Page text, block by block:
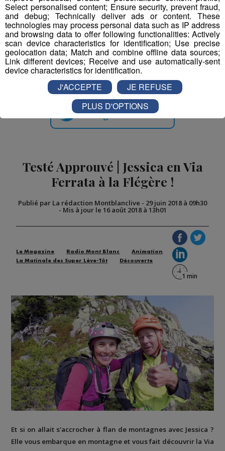
Partager sur Facebook
Partager sur Twitter
Testé Approuvé | Jessica en Via
Ferrata à la Flégère !
Publié par La rédaction Montblanclive - 29 juin 2018 à 09h30
- Mis à jour le 16 août 2018 à 13h01
Le Magazine Radio Mont Blanc
Animation
La Matinale des Super Lève-Tôt
Découverte
Et si on allait s'accrocher à flan de montagnes avec Jessica ?
Elle vous embarque en montagne et vous fait découvrir la Via
Select personalised content; Ensure security, prevent fraud,
and debug; Technically deliver ads or content. These
technologies may process personal data such as IP address
and browsing data to offer following functionalities: Actively
scan device characteristics for identification; Use precise
geolocation data; Match and combine offline data sources;
Link different devices; Receive and use automatically-sent
device characteristics for identification.
J'ACCEPTE
JE REFUSE
PLUS D'OPTIONS